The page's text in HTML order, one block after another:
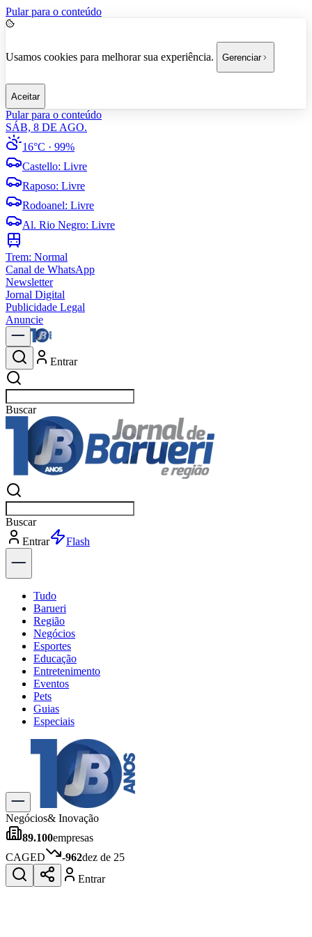
Pular para o conteúdo
Usamos cookies para melhorar sua experiência. Gerenciar
Aceitar
Pular para o conteúdo
SÁB, 8 DE AGO.
16°C · 99%
Castello: Livre
Raposo: Livre
Rodoanel: Livre
Al. Rio Negro: Livre
Trem: Normal
Canal de WhatsApp
Newsletter
Jornal Digital
Publicidade Legal
Anuncie
Entrar
Buscarnotíc
Buscarnotíc
Entrar
Explorar
Tudo
Barueri
Região
Negócios
Esportes
Educação
Entretenimento
Eventos
Pets
Guias
Especiais
Explore Tudo
Últimas Notícias
Previsão do Tempo
Trânsito e Rotas
Dia a Dia & Lazer
Gastronomia
Cinema & Shows
JogosNovo
Negócios& Inovação
89.100empresas
CAGED
-962dez de 25
Entrar